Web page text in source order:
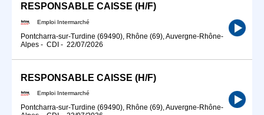
RESPONSABLE CAISSE (H/F)
Emploi Intermarché
Pontcharra-sur-Turdine (69490), Rhône (69), Auvergne-Rhône-
Alpes - CDI - 22/07/2026
RESPONSABLE CAISSE (H/F)
Emploi Intermarché
Pontcharra-sur-Turdine (69490), Rhône (69), Auvergne-Rhône-